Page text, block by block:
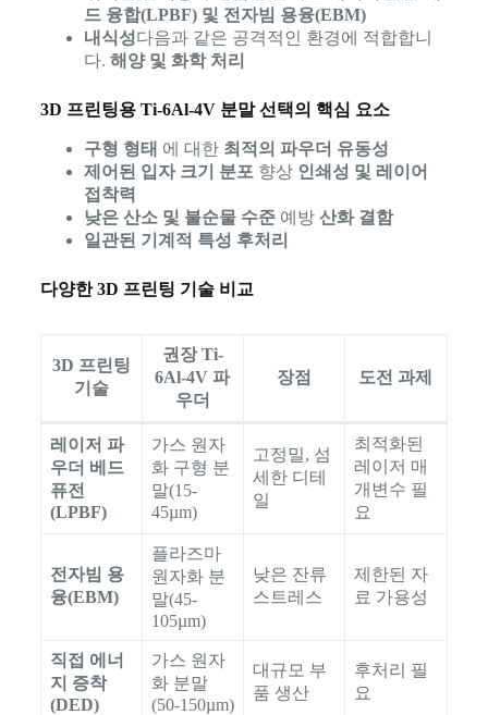
드 융합(LPBF) 및 전자빔 용융(EBM)
내식성다음과 같은 공격적인 환경에 적합합니
다. 해양 및 화학 처리
3D 프린팅용 Ti-6Al-4V 분말 선택의 핵심 요소
구형 형태 에 대한 최적의 파우더 유동성
제어된 입자 크기 분포 향상 인쇄성 및 레이어
접착력
낮은 산소 및 불순물 수준예방 산화 결함
일관된 기계적 특성 후처리
다양한 3D 프린팅 기술 비교
3D 프린팅
기술
권장 Ti-
6Al-4V 파
우더
장점 도전 과제
레이저 파
우더 베드
퓨전
(LPBF)
가스 원자
화 구형 분
말(15-
45µm)
고정밀, 섬
세한 디테
일
최적화된
레이저 매
개변수 필
요
전자빔 용
융(EBM)
플라즈마
원자화 분
말(45-
105µm)
낮은 잔류
스트레스
제한된 자
료 가용성
직접 에너
지 증착
(DED)
가스 원자
화 분말
(50-150µm)
대규모 부
품 생산
후처리 필
요